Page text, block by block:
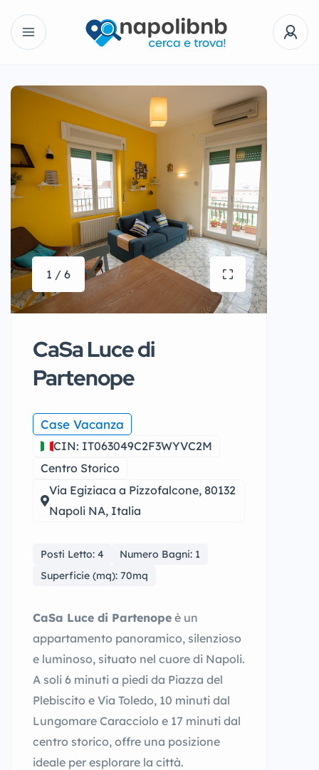
1 / 6
CaSa Luce di
Partenope
Case Vacanza
CIN: IT063049C2F3WYVC2M
Centro Storico
Via Egiziaca a Pizzofalcone, 80132
Napoli NA, Italia
Posti Letto: 4
Numero Bagni: 1
Superficie (mq): 70mq
CaSa Luce di Partenope è un
appartamento panoramico, silenzioso
e luminoso, situato nel cuore di Napoli.
A soli 6 minuti a piedi da Piazza del
Plebiscito e Via Toledo, 10 minuti dal
Lungomare Caracciolo e 17 minuti dal
centro storico, offre una posizione
ideale per esplorare la città.